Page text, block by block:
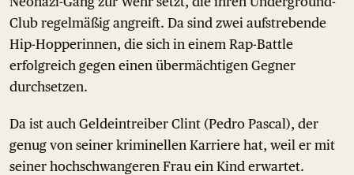
Club regelmäßig angreift. Da sind zwei aufstrebende
Hip-Hopperinnen, die sich in einem Rap-Battle
erfolgreich gegen einen übermächtigen Gegner
durchsetzen.
Da ist auch Geldeintreiber Clint (Pedro Pascal), der
genug von seiner kriminellen Karriere hat, weil er mit
seiner hochschwangeren Frau ein Kind erwartet.